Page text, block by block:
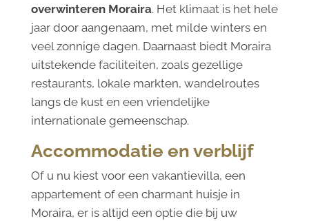
overwinteren Moraira. Het klimaat is het hele
jaar door aangenaam, met milde winters en
veel zonnige dagen. Daarnaast biedt Moraira
uitstekende faciliteiten, zoals gezellige
restaurants, lokale markten, wandelroutes
langs de kust en een vriendelijke
internationale gemeenschap.
Accommodatie en verblijf
Of u nu kiest voor een vakantievilla, een
appartement of een charmant huisje in
Moraira, er is altijd een optie die bij uw